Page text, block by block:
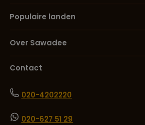
Populaire landen
Over Sawadee
Contact
020-4202220
020-627 51 29